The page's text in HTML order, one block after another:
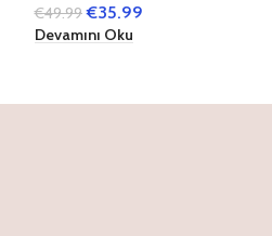
€49.99 €35.99
Devamını Oku